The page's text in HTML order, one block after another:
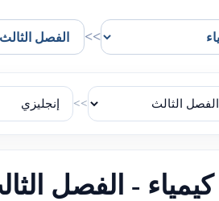
>>
>>
- الفصل